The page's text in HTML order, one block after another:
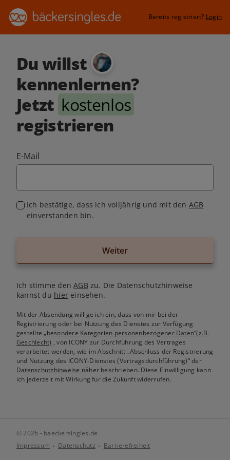
Bereits registriert? Login
Du willst
kennenlernen?
Jetzt kostenlos
registrieren
E-Mail
Ich bestätige, dass ich volljährig und mit den AGB
einverstanden bin.
Weiter
Ich stimme denAGB zu. Die Datenschutzhinweise
kannst du hiereinsehen.
Mit der Absendung willige ich ein, dass von mir bei der
Registrierung oder bei Nutzung des Dienstes zur Verfügung
gestellte„besondere Kategorien personenbezogener Daten“(z.B.
Geschlecht) , von ICONY zur Durchführung des Vertrages
verarbeitet werden, wie im Abschnitt „Abschluss der Registrierung
und Nutzung des ICONY-Dienstes (Vertragsdurchführung)“ der
Datenschutzhinweise näher beschrieben. Diese Einwilligung kann
ich jederzeit mit Wirkung für die Zukunft widerrufen.
© 2026 - baeckersingles.de
Impressum
Datenschutz Barrierefreiheit